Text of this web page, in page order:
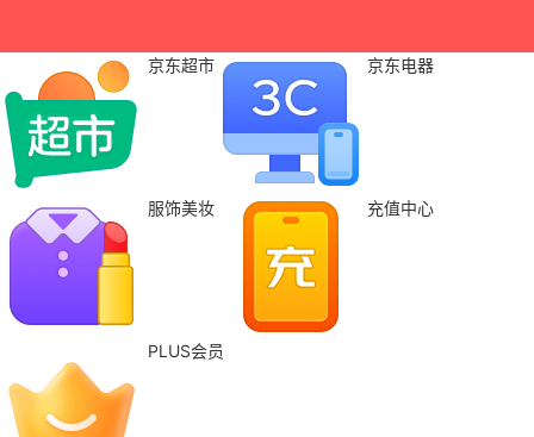
京东超市 京东电器
服饰美妆 充值中心
PLUS会员